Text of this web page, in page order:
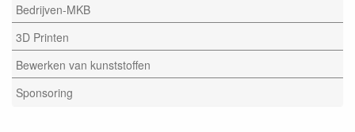
Bedrijven-MKB
3D Printen
Bewerken van kunststoffen
Sponsoring